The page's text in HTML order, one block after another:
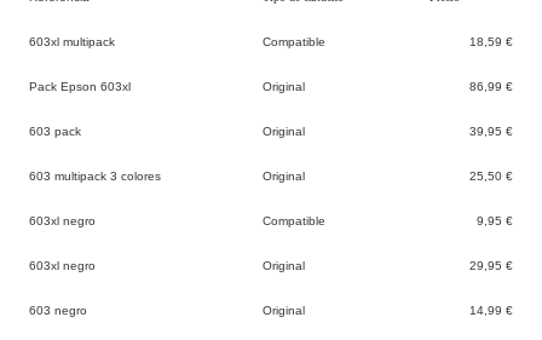
603xl multipack Compatible 18,59 €
Pack Epson 603xl Original 86,99 €
603 pack Original 39,95 €
603 multipack 3 colores Original 25,50 €
603xl negro Compatible 9,95 €
603xl negro Original 29,95 €
603 negro Original 14,99 €